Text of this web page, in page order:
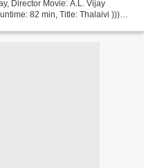
Director Movie: A.L. Vijay
82 min, Title: Thalaivi )))